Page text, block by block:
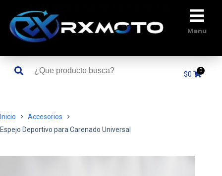
contenido
Menu
$0
Inicio
Accesorios
Espejo Deportivo para Carenado Universal